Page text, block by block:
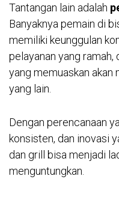
Tantangan lain adalah
Banyaknya pemain di
memiliki keunggulan
pelayanan yang ramah,
yang memuaskan akan
yang lain.
Dengan perencanaan
konsisten, dan inovasi
dan grill bisa menjadi
menguntungkan.